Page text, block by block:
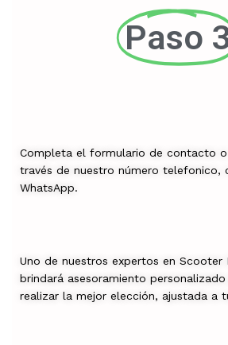
Paso
Completa el formulario de contacto
través de nuestro número telefonico,
WhatsApp.
Uno de nuestros expertos en Scooter
brindará asesoramiento
realizar la mejor elección, ajustada a